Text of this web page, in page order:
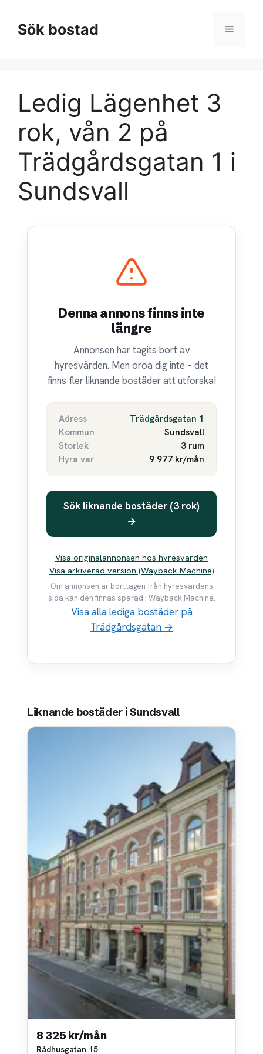
innehållSök bostad Meny
Ledig Lägenhet 3
rok, vån 2 på
Trädgårdsgatan 1 i
Sundsvall
Denna annons finns inte
längre
Annonsen har tagits bort av
hyresvärden. Men oroa dig inte – det
finns fler liknande bostäder att utforska!
Adress
Trädgårdsgatan 1
Kommun
Sundsvall
Storlek
3 rum
Hyra var
9 977 kr/mån
Sök liknande bostäder (3 rok)
→
Visa originalannonsen hos hyresvärden
Visa arkiverad version (Wayback Machine)
Om annonsen är borttagen från hyresvärdens
sida kan den finnas sparad i Wayback Machine.
Visa alla lediga bostäder på
Trädgårdsgatan →
Liknande bostäder i Sundsvall
8 325 kr/mån
Rådhusgatan 15